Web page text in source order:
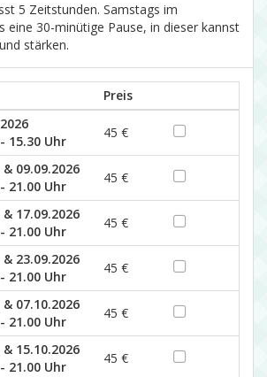
5 Zeitstunden. Samstags im
eine 30-minütige Pause, in dieser kannst
stärken.
Preis
15.30 Uhr
45 €
& 09.09.2026
21.00 Uhr
45 €
& 17.09.2026
21.00 Uhr
45 €
& 23.09.2026
21.00 Uhr
45 €
& 07.10.2026
21.00 Uhr
45 €
& 15.10.2026
21.00 Uhr
45 €